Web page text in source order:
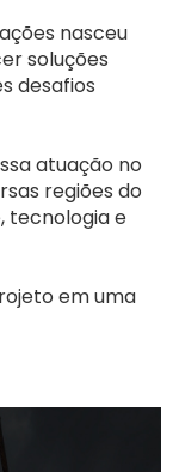
nasceu
soluções
desafios
atuação no
regiões do
tecnologia e
em uma